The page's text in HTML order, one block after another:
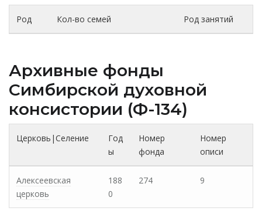
Род Кол-во семей Род занятий
Архивные фонды
Cимбирской духовной
консистории (Ф-134)
Церковь|Селение
Год
ы
Номер
фонда
Номер
описи
Алексеевская
церковь
188
0
274 9